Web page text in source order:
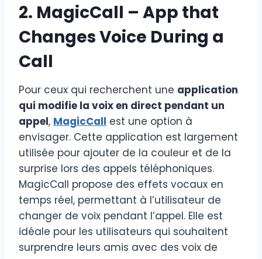
2. MagicCall – App that
Changes Voice During a
Call
Pour ceux qui recherchent une application
qui modifie la voix en direct pendant un
appel, MagicCall est une option à
envisager. Cette application est largement
utilisée pour ajouter de la couleur et de la
surprise lors des appels téléphoniques.
MagicCall propose des effets vocaux en
temps réel, permettant à l’utilisateur de
changer de voix pendant l’appel. Elle est
idéale pour les utilisateurs qui souhaitent
surprendre leurs amis avec des voix de